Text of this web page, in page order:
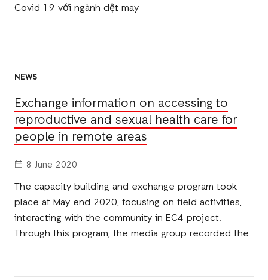
Covid 19 với ngành dệt may
NEWS
Exchange information on accessing to
reproductive and sexual health care for
people in remote areas
8 June 2020
The capacity building and exchange program took
place at May end 2020, focusing on field activities,
interacting with the community in EC4 project.
Through this program, the media group recorded the